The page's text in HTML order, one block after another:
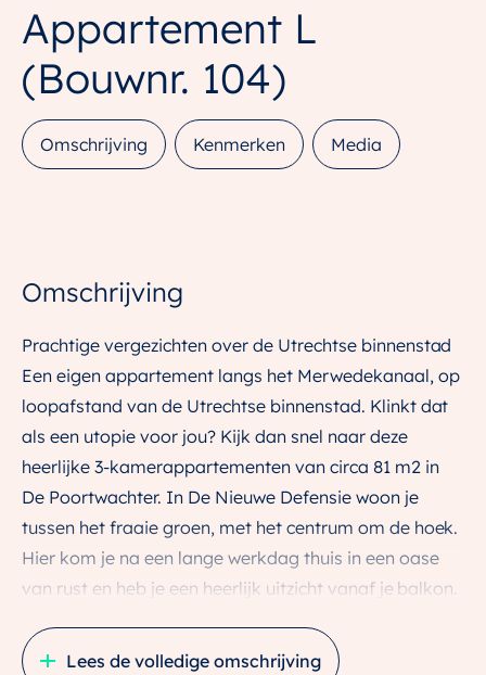
Appartement L
(Bouwnr. 104)
Omschrijving Kenmerken Media
Omschrijving
Prachtige vergezichten over de Utrechtse binnenstad
Een eigen appartement langs het Merwedekanaal, op
loopafstand van de Utrechtse binnenstad. Klinkt dat
als een utopie voor jou? Kijk dan snel naar deze
heerlijke 3-kamerappartementen van circa 81 m2 in
De Poortwachter. In De Nieuwe Defensie woon je
tussen het fraaie groen, met het centrum om de hoek.
Hier kom je na een lange werkdag thuis in een oase
van rust en heb je een heerlijk uitzicht vanaf je balkon.
dan loop je er zo naartoe! Is dit jouw woondroom?
Lees de volledige omschrijving